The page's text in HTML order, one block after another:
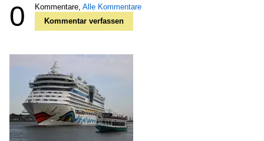
0 Kommentare, Alle Kommentare
Kommentar verfassen